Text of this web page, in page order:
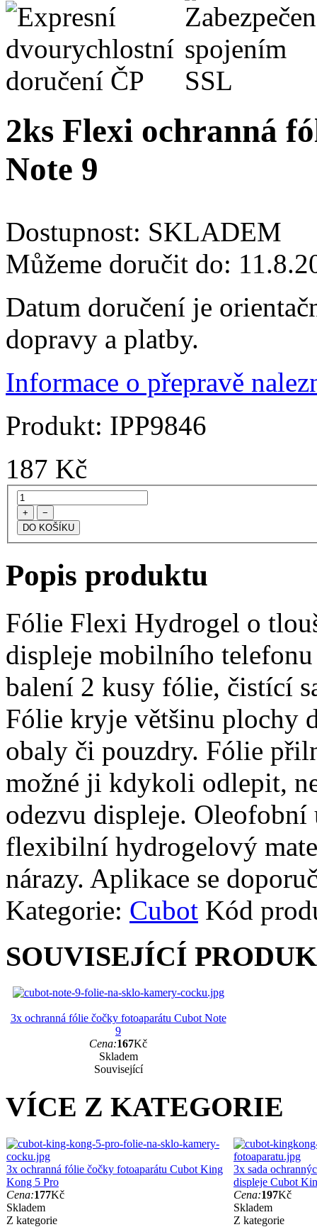
2ks Flexi ochranná
Note 9
Dostupnost: SKLADEM
Můžeme doručit do:
Datum doručení je
dopravy a platby.
Informace o přepravě
Produkt: IPP9846
187 Kč
+ −
Popis produktu
Fólie Flexi Hydrogel o
displeje mobilního
balení 2 kusy fólie, čistící
Fólie kryje většinu plochy
obaly či pouzdry. Fólie
možné ji kdykoli odlepit,
odezvu displeje.
flexibilní hydrogelový
nárazy. Aplikace se
Kategorie: Cubot Kód
SOUVISEJÍCÍ
3x ochranná fólie čočky fotoaparátu Cubot Note
9
Cena:167Kč
Skladem
Související
VÍCE Z KATEGORIE
3x ochranná fólie čočky fotoaparátu Cubot King
Kong 5 Pro
Cena:177Kč
Skladem
Z kategorie
3x sada
displeje Cubot
Cena:197Kč
Skladem
Z kategorie